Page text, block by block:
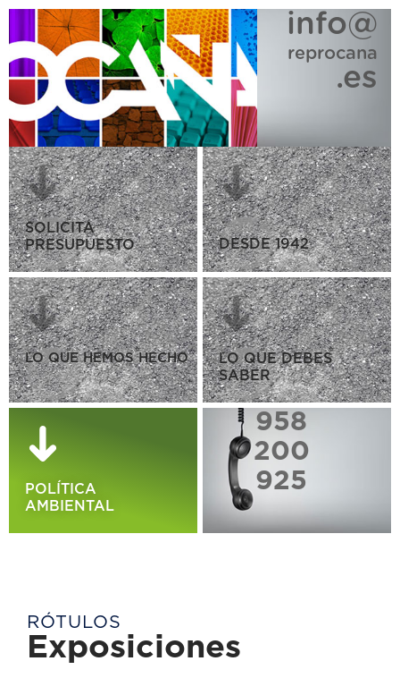
info@
reprocana
.es
SOLICITA
PRESUPUESTO
DESDE 1942
LO QUE HEMOS HECHO
LO QUE DEBES
SABER
POLÍTICA
AMBIENTAL
958
200
925
RÓTULOS
Exposiciones